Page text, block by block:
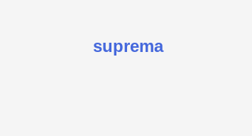
suprema